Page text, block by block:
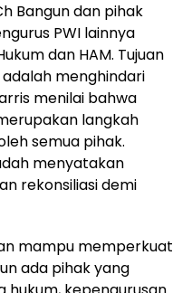
Bangun dan pihak
PWI lainnya
dan HAM. Tujuan
menghindari
menilai bahwa
langkah
semua pihak.
menyatakan
rekonsiliasi demi
mampu memperkuat
ada pihak yang